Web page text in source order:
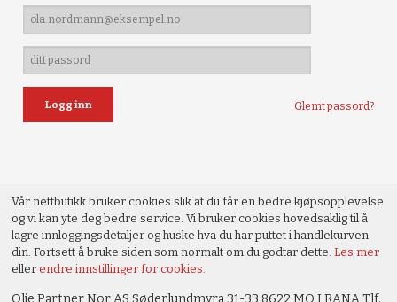
Glemt passord?
Vår nettbutikk bruker cookies slik at du får en bedre kjøpsopplevelse
og vi kan yte deg bedre service. Vi bruker cookies hovedsaklig til å
lagre innloggingsdetaljer og huske hva du har puttet i handlekurven
din. Fortsett å bruke siden som normalt om du godtar dette.Les mer
ellerendre innstillinger for cookies.
Olje Partner Nor AS Søderlundmyra 31-33 8622 MO I RANA Tlf.